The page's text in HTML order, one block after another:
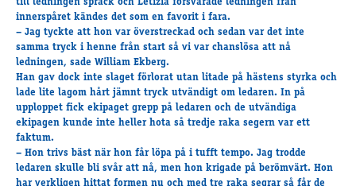
Nybörjar­guide
Presentkort
Tävlingsdagar
FAQ
Travkonferens
Exponering & värdskap
Aktiviteter
till ledningen sprack och Letizia försvarade ledningen från
innerspåret kändes det som en favorit i fara.
– Jag tyckte att hon var överstreckad och sedan var det inte
samma tryck i henne från start så vi var chanslösa att nå
ledningen, sade William Ekberg.
Han gav dock inte slaget förlorat utan litade på hästens styrka och
lade lite lagom hårt jämnt tryck utvändigt om ledaren. In på
upploppet fick ekipaget grepp på ledaren och de utvändiga
ekipagen kunde inte heller hota så tredje raka segern var ett
faktum.
– Hon trivs bäst när hon får löpa på i tufft tempo. Jag trodde
ledaren skulle bli svår att nå, men hon krigade på berömvärt. Hon